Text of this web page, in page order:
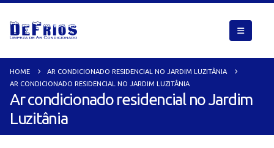
HOME
AR CONDICIONADO RESIDENCIAL NO JARDIM LUZITÂNIA
AR CONDICIONADO RESIDENCIAL NO JARDIM LUZITÂNIA
Ar condicionado residencial no Jardim
Luzitânia